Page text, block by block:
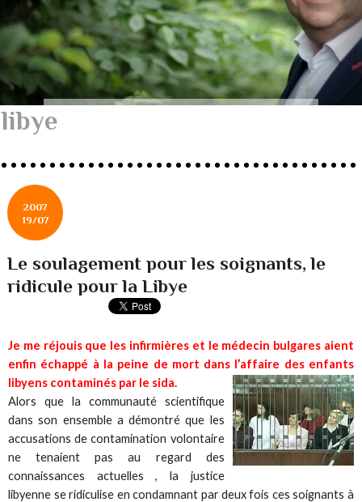
libye
2007
19/07
Le soulagement pour les soignants, le
ridicule pour la Libye
Je me réjouis que les infirmières et le médecin bulgares aient
enfin échappé à la peine de mort dans l’affaire des enfants
libyens contaminés par le sida.
Alors que la communauté scientifique
dans son ensemble a démontré que les
accusations de contamination volontaire
ne tenaient pas au regard des
connaissances actuelles , la justice
libyenne se ridiculise en condamnant par deux fois ces soignants à